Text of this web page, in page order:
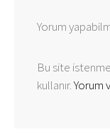
Yorum
Bu site
kullanır.Yorum